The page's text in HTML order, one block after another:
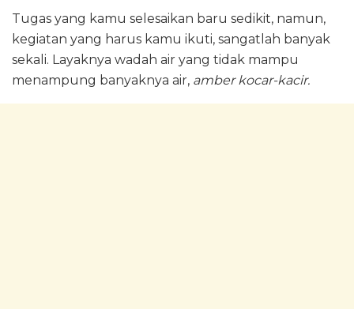
Tugas yang kamu selesaikan baru sedikit, namun,
kegiatan yang harus kamu ikuti, sangatlah banyak
sekali. Layaknya wadah air yang tidak mampu
menampung banyaknya air, amber kocar-kacir.